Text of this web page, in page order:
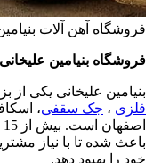
فروشگاه آهن آلات
فروشگاه بنیامین
بنیامین علیخانی یکی از
فلزی، جک سقفی ،
باعث شده تا با نیاز
خود را بهبود دهد.